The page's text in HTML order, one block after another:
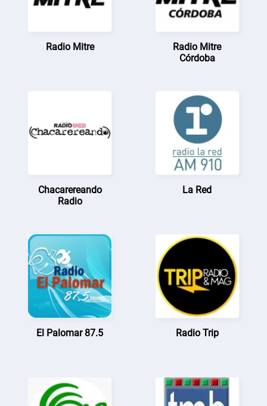
Radio Mitre
Radio Mitre
Córdoba
Chacarereando
Radio
La Red
El Palomar 87.5 Radio Trip